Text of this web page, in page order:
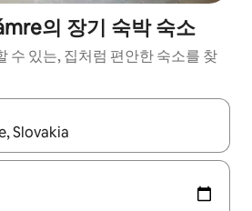
의 장기 숙박 숙소
수 있는, 집처럼 편안한 숙소를 찾
화살표 키를 사용하거나 터치 또는 스와이